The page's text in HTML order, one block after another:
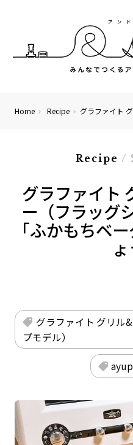
Home Recipe グラファイト
Recipe /
グラファイト
ー（フラッグ
｢ふかもちベ
グラファイト グリル
プモデル）